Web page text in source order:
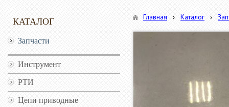
КАТАЛОГ
Запчасти
Инструмент
РТИ
Цепи приводные
Главная › Каталог ›